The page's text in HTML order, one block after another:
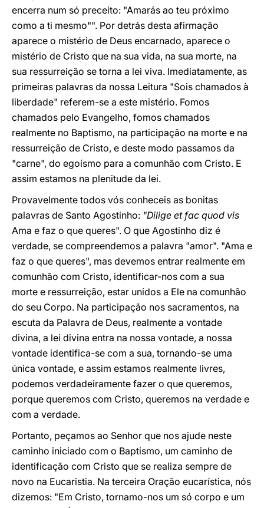
encerra num só preceito: "Amarás ao teu próximo
como a ti mesmo"". Por detrás desta afirmação
aparece o mistério de Deus encarnado, aparece o
mistério de Cristo que na sua vida, na sua morte, na
sua ressurreição se torna a lei viva. Imediatamente, as
primeiras palavras da nossa Leitura "Sois chamados à
liberdade" referem-se a este mistério. Fomos
chamados pelo Evangelho, fomos chamados
realmente no Baptismo, na participação na morte e na
ressurreição de Cristo, e deste modo passamos da
"carne", do egoísmo para a comunhão com Cristo. E
assim estamos na plenitude da lei.
Provavelmente todos vós conheceis as bonitas
palavras de Santo Agostinho: "Dilige et fac quod vis
Ama e faz o que queres". O que Agostinho diz é
verdade, se compreendemos a palavra "amor". "Ama e
faz o que queres", mas devemos entrar realmente em
comunhão com Cristo, identificar-nos com a sua
morte e ressurreição, estar unidos a Ele na comunhão
do seu Corpo. Na participação nos sacramentos, na
escuta da Palavra de Deus, realmente a vontade
divina, a lei divina entra na nossa vontade, a nossa
vontade identifica-se com a sua, tornando-se uma
única vontade, e assim estamos realmente livres,
podemos verdadeiramente fazer o que queremos,
porque queremos com Cristo, queremos na verdade e
com a verdade.
Portanto, peçamos ao Senhor que nos ajude neste
caminho iniciado com o Baptismo, um caminho de
identificação com Cristo que se realiza sempre de
novo na Eucaristia. Na terceira Oração eucarística, nós
dizemos: "Em Cristo, tornamo-nos um só corpo e um